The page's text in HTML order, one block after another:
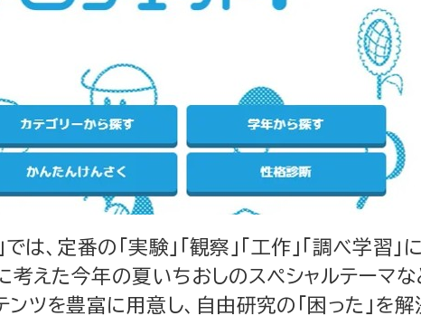
、定番の「実験」「観察」「工作」「調べ学習
考えた今年の夏いちおしのスペシャルテーマ
ツを豊富に用意し、自由研究の「困った」を解